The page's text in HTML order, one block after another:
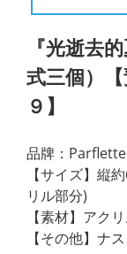
『光逝去
式三個）
９】
品牌：Parflette
【サイズ】縦
リル部分)
【素材】アク
【その他】ナ